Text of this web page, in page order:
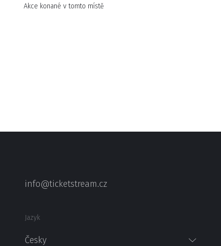
Akce konané v tomto místě
info@ticketstream.cz
Jazyk
Česky